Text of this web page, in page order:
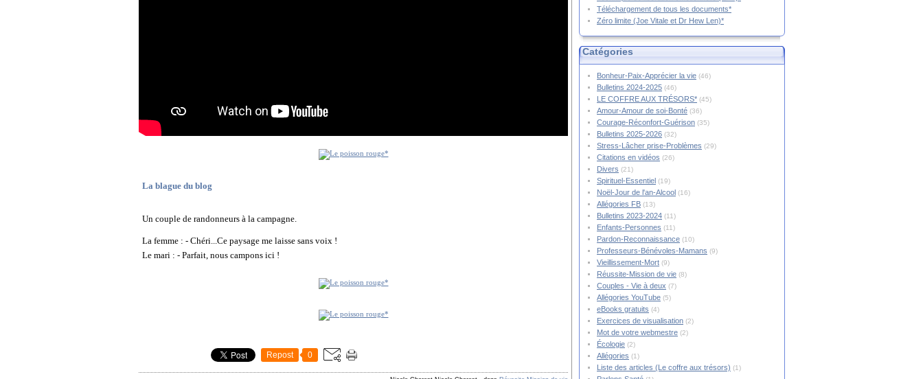
La blague du blog
Un couple de randonneurs à la campagne.
La femme : - Chéri...Ce paysage me laisse sans voix !
Le mari : - Parfait, nous campons ici !
Repost 0
Téléchargement de tous les documents*
Zéro limite (Joe Vitale et Dr Hew Len)*
Catégories
Bonheur-Paix-Apprécier la vie (46)
Bulletins 2024-2025 (46)
LE COFFRE AUX TRÉSORS* (45)
Amour-Amour de soi-Bonté (36)
Courage-Réconfort-Guérison (35)
Bulletins 2025-2026 (32)
Stress-Lâcher prise-Problèmes (29)
Citations en vidéos (26)
Divers (21)
Spirituel-Essentiel (19)
Noël-Jour de l'an-Alcool (16)
Allégories FB (13)
Bulletins 2023-2024 (11)
Enfants-Personnes (11)
Pardon-Reconnaissance (10)
Professeurs-Bénévoles-Mamans (9)
Vieillissement-Mort (9)
Réussite-Mission de vie (8)
Couples - Vie à deux (7)
Allégories YouTube (5)
eBooks gratuits (4)
Exercices de visualisation (2)
Mot de votre webmestre (2)
Écologie (2)
Allégories (1)
Liste des articles (Le coffre aux trésors) (1)